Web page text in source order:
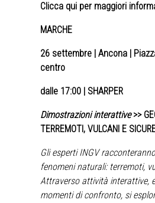
Clicca qui per maggiori
MARCHE
26 settembre | Ancona |
centro
dalle 17:00 | SHARPER
Dimostrazioni interattive>>
TERREMOTI, VULCANI E
Gli esperti INGV
fenomeni naturali: terremoti,
Attraverso attività interattive,
momenti di confronto, si